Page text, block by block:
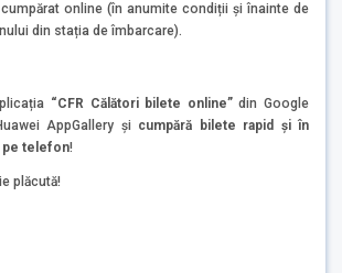
online (în anumite condiții și înainte de
din stația de îmbarcare).
“CFR Călători bilete online”din Google
AppGallery și cumpără bilete rapid și în
pe telefon!
plăcută!